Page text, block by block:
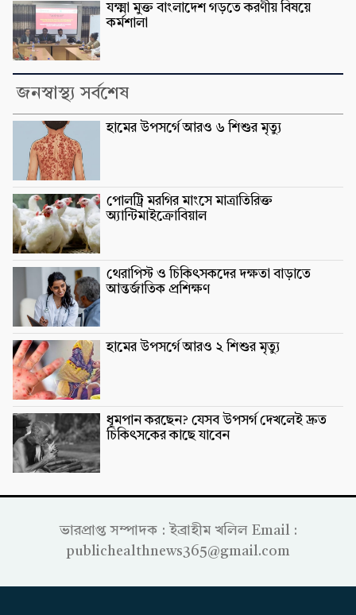
যক্ষ্মা মুক্ত বাংলাদেশ গড়তে করণীয় বিষয়ে
কর্মশালা
জনস্বাস্থ্য সর্বশেষ
হামের উপসর্গে আরও ৬ শিশুর মৃত্যু
পোলট্রি মরগির মাংসে মাত্রাতিরিক্ত
অ্যান্টিমাইক্রোবিয়াল
থেরাপিস্ট ও চিকিৎসকদের দক্ষতা বাড়াতে
আন্তর্জাতিক প্রশিক্ষণ
হামের উপসর্গে আরও ২ শিশুর মৃত্যু
ধূমপান করছেন? যেসব উপসর্গ দেখলেই দ্রুত
চিকিৎসকের কাছে যাবেন
ভারপ্রাপ্ত সম্পাদক : ইব্রাহীম খলিল Email :
publichealthnews365@gmail.com